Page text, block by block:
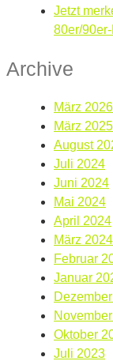
Jetzt
80er/
Archive
März 2026
März 2025
August
Juli 2024
Juni 2024
Mai 2024
April 2024
März 2024
Februar
Januar
Oktober
Juli 2023